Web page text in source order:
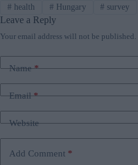
#health #Hungary # survey
Leave a Reply
Your email address will not be published.
Name*
Email*
Website
Add Comment *